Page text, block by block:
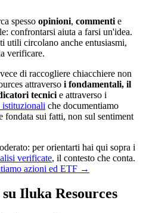
spesso opinioni, commenti e
confrontarsi aiuta a farsi un'idea.
utili circolano anche entusiasmi,
verificare.
di raccogliere chiacchiere non
attraverso i fondamentali, il
tecnici e attraverso i
che documentiamo
fondata sui fatti, non sul sentiment
per orientarti hai qui sopra i
verificate, il contesto che conta.
azioni ed ETF →
Iluka Resources